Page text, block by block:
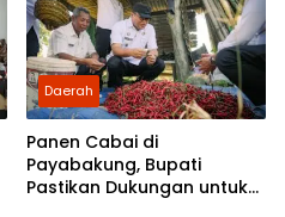
Daerah
Panen Cabai di
Payabakung, Bupati
Pastikan Dukungan untuk